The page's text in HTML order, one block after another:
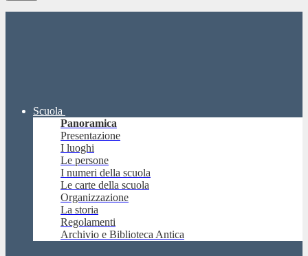
Scuola
Panoramica
Presentazione
I luoghi
Le persone
I numeri della scuola
Le carte della scuola
Organizzazione
La storia
Regolamenti
Archivio e Biblioteca Antica